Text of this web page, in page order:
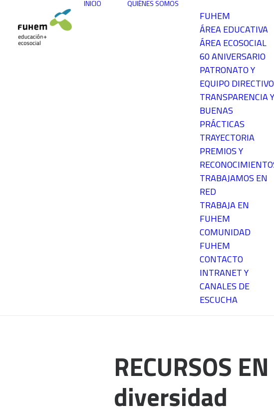
INICIO QUIÉNES SOMOS
FUHEM
ÁREA EDUCATIVA
ÁREA ECOSOCIAL
60 ANIVERSARIO
PATRONATO Y
EQUIPO DIRECTIVO
TRANSPARENCIA Y
BUENAS
PRÁCTICAS
TRAYECTORIA
PREMIOS Y
TRABAJAMOS EN
RED
TRABAJA EN
FUHEM
COMUNIDAD
FUHEM
CONTACTO
INTRANET Y
CANALES DE
ESCUCHA
RECURSOS
diversidad